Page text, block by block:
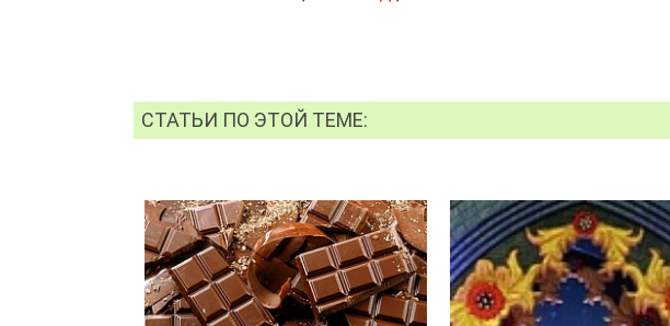
СТАТЬИ ПО ЭТОЙ ТЕМЕ: